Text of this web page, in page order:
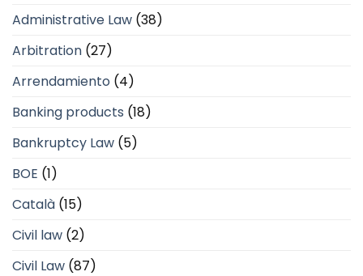
Administrative Law (38)
Arbitration (27)
Arrendamiento (4)
Banking products (18)
Bankruptcy Law (5)
BOE (1)
Català (15)
Civil law (2)
Civil Law (87)